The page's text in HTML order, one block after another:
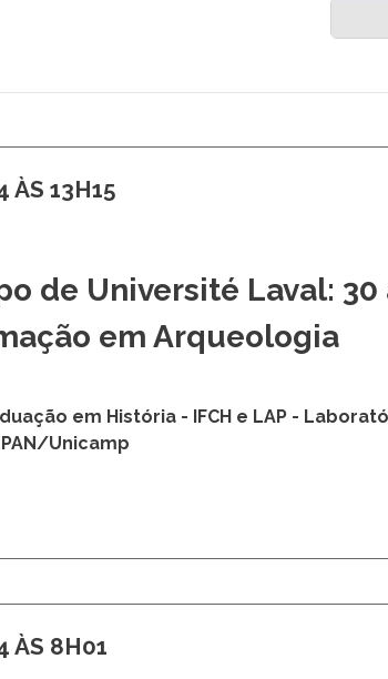
ÀS 13H15
de Université Laval: 30
em Arqueologia
em História - IFCH e LAP -
Unicamp
ÀS 8H01